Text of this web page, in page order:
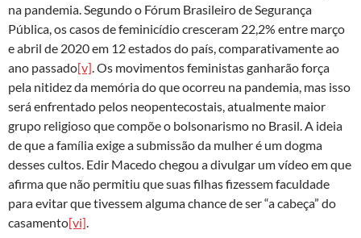
na pandemia. Segundo o Fórum Brasileiro de Segurança
Pública, os casos de feminicídio cresceram 22,2% entre março
e abril de 2020 em 12 estados do país, comparativamente ao
ano passado[v]. Os movimentos feministas ganharão força
pela nitidez da memória do que ocorreu na pandemia, mas isso
será enfrentado pelos neopentecostais, atualmente maior
grupo religioso que compõe o bolsonarismo no Brasil. A ideia
de que a família exige a submissão da mulher é um dogma
desses cultos. Edir Macedo chegou a divulgar um vídeo em que
afirma que não permitiu que suas filhas fizessem faculdade
para evitar que tivessem alguma chance de ser “a cabeça” do
casamento[vi].